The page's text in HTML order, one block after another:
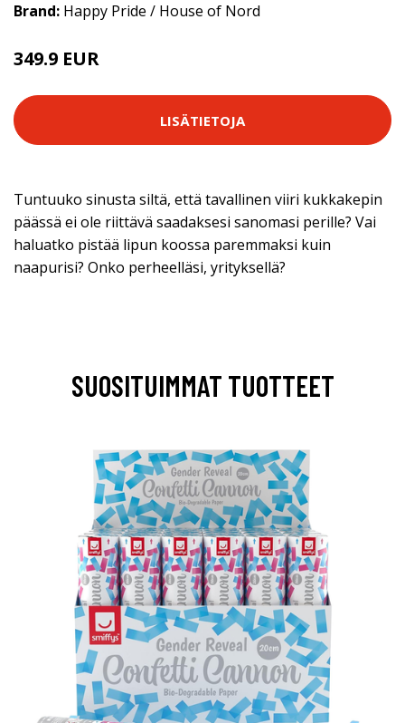
Brand: Happy Pride / House of Nord
349.9 EUR
LISÄTIETOJA
Tuntuuko sinusta siltä, että tavallinen viiri kukkakepin
päässä ei ole riittävä saadaksesi sanomasi perille? Vai
haluatko pistää lipun koossa paremmaksi kuin
naapurisi? Onko perheelläsi, yrityksellä?
SUOSITUIMMAT TUOTTEET